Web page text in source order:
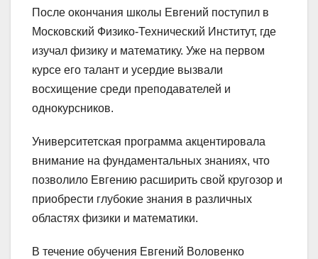
После окончания школы Евгений поступил в
Московский Физико-Технический Институт, где
изучал физику и математику. Уже на первом
курсе его талант и усердие вызвали
восхищение среди преподавателей и
однокурсников.
Университетская программа акцентировала
внимание на фундаментальных знаниях, что
позволило Евгению расширить свой кругозор и
приобрести глубокие знания в различных
областях физики и математики.
В течение обучения Евгений Воловенко